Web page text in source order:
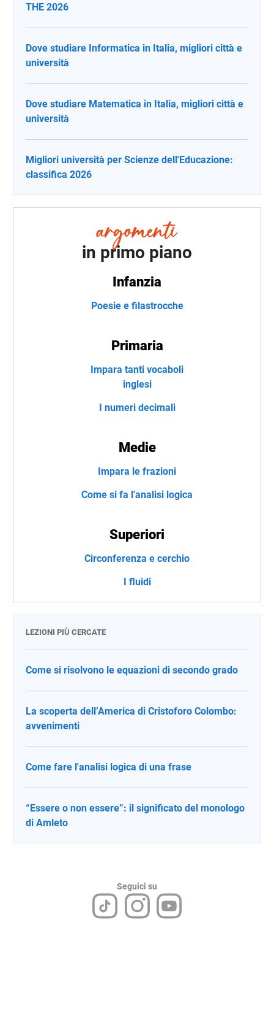
THE 2026
Dove studiare Informatica in Italia, migliori città e
università
Dove studiare Matematica in Italia, migliori città e
università
Migliori università per Scienze dell'Educazione:
classifica 2026
in primo piano
Infanzia
Poesie e filastrocche
Primaria
Impara tanti vocaboli
inglesi
I numeri decimali
Medie
Impara le frazioni
Come si fa l'analisi logica
Superiori
Circonferenza e cerchio
I fluidi
LEZIONI PIÙ CERCATE
Come si risolvono le equazioni di secondo grado
La scoperta dell’America di Cristoforo Colombo:
avvenimenti
Come fare l'analisi logica di una frase
“Essere o non essere”: il significato del monologo
di Amleto
Seguici su